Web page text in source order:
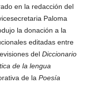
en la redacción del
Paloma
la donación a la
editadas entre
del Diccionario
de la lengua
de la Poesía